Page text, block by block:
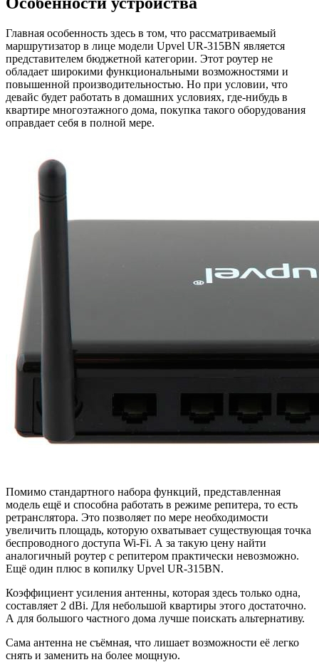
Главная особенность здесь в том, что рассматриваемый
маршрутизатор в лице модели Upvel UR-315BN является
представителем бюджетной категории. Этот роутер не
обладает широкими функциональными возможностями и
повышенной производительностью. Но при условии, что
девайс будет работать в домашних условиях, где-нибудь в
квартире многоэтажного дома, покупка такого оборудования
оправдает себя в полной мере.
Помимо стандартного набора функций, представленная
модель ещё и способна работать в режиме репитера, то есть
ретранслятора. Это позволяет по мере необходимости
увеличить площадь, которую охватывает существующая точка
беспроводного доступа Wi-Fi. А за такую цену найти
аналогичный роутер с репитером практически невозможно.
Ещё один плюс в копилку Upvel UR-315BN.
Коэффициент усиления антенны, которая здесь только одна,
составляет 2 dBi. Для небольшой квартиры этого достаточно.
А для большого частного дома лучше поискать альтернативу.
Сама антенна не съёмная, что лишает возможности её легко
снять и заменить на более мощную.